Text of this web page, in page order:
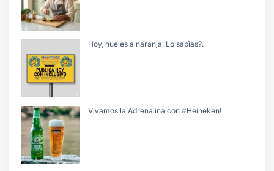
Hoy, hueles a naranja. Lo sabìas?.
Vivamos la Adrenalina con #Heineken!